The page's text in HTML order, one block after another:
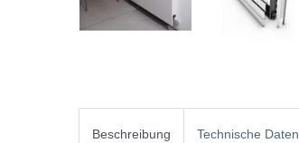
Beschreibung Technische Daten